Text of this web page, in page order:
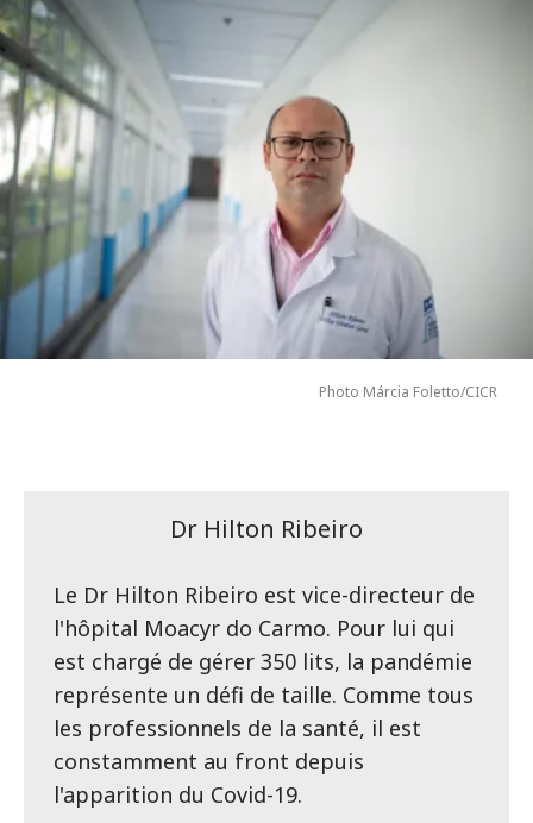
Photo Márcia Foletto/CICR
Dr Hilton Ribeiro
Le Dr Hilton Ribeiro est vice-directeur de
l'hôpital Moacyr do Carmo. Pour lui qui
est chargé de gérer 350 lits, la pandémie
représente un défi de taille. Comme tous
les professionnels de la santé, il est
constamment au front depuis
l'apparition du Covid-19.